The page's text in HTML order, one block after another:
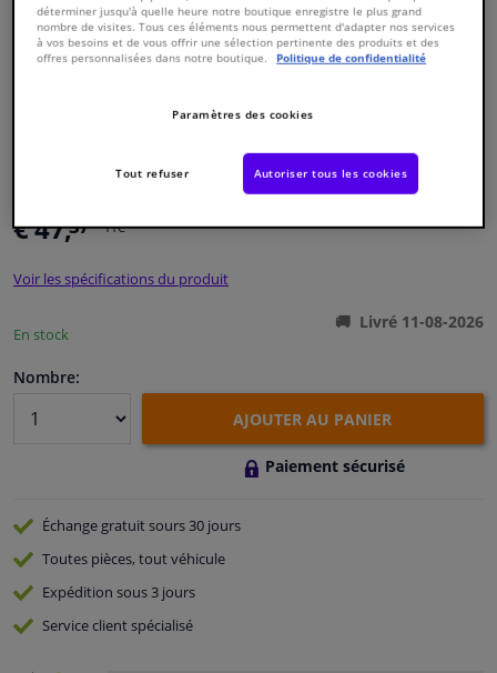
Fenêtres & accessoires
Intérieur & ameublement
Styling & Performance
Nettoyage & protection
Atelier & outils
Camping-car, moto & vélo
Promotions et réductions
1773179
Numéro de fabrication:184632
€ 47,37 TTC
Voir les spécifications du produit
En stock
Livré 11-08-2026
Nombre:
AJOUTER AU PANIER
Paiement sécurisé
Échange gratuitsours 30 jours
Toutes pièces, tout véhicule
Expédition sous 3 jours
Serviceclient spécialisé
déterminer jusqu'à quelle heure notre boutique enregistre le plus grand
nombre de visites. Tous ces éléments nous permettent d'adapter nos services
à vos besoins et de vous offrir une sélection pertinente des produits et des
offres personnalisées dans notre boutique.
Politique de confidentialité
Paramètres des cookies
Tout refuser Autoriser tous les cookies